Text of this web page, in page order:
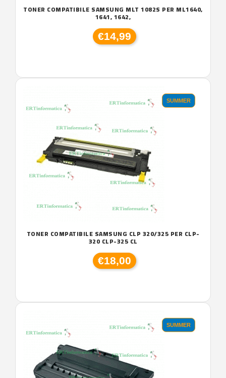
TONER COMPATIBILE SAMSUNG MLT 1082S PER ML1640,
1641, 1642,
€14,99
SUMMER
TONER COMPATIBILE SAMSUNG CLP 320/325 PER CLP-
320 CLP-325 CL
€18,00
SUMMER